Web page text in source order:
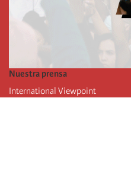
Nuestra prensa
International Viewpoint